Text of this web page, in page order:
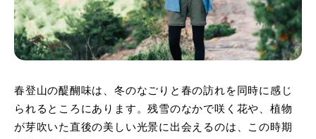
春登山の醍醐味は、冬のなごりと春の訪れを同時に感じ
られるところにあります。残雪のなかで咲く花や、植物
が芽吹いた直後の美しい光景に出会えるのは、この時期